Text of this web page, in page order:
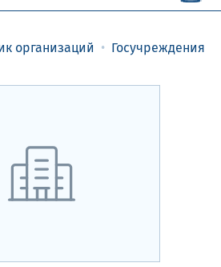
организаций Госучреждения